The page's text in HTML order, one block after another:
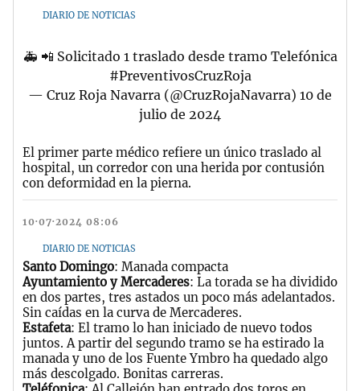
DIARIO DE NOTICIAS
🚑 📲 Solicitado 1 traslado desde tramo Telefónica
#PreventivosCruzRoja
— Cruz Roja Navarra (@CruzRojaNavarra) 10 de
julio de 2024
El primer parte médico refiere un único traslado al
hospital, un corredor con una herida por contusión
con deformidad en la pierna.
10·07·2024 08:06
DIARIO DE NOTICIAS
Santo Domingo: Manada compacta
Ayuntamiento y Mercaderes: La torada se ha dividido
en dos partes, tres astados un poco más adelantados.
Sin caídas en la curva de Mercaderes.
Estafeta: El tramo lo han iniciado de nuevo todos
juntos. A partir del segundo tramo se ha estirado la
manada y uno de los Fuente Ymbro ha quedado algo
más descolgado. Bonitas carreras.